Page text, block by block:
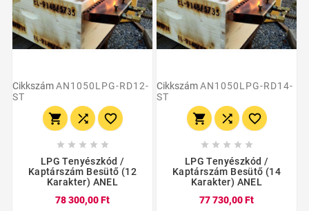
CikkszámAN1050LPG-RD12-
ST
  
    
LPG Tenyészkód /
Kaptárszám Besütő (12
Karakter) ANEL
78 300,00 Ft
CikkszámAN1050LPG-RD14-
ST
  
    
LPG Tenyészkód /
Kaptárszám Besütő (14
Karakter) ANEL
77 730,00 Ft